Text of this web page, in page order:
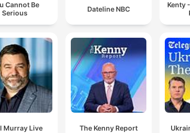
Cannot Be
Serious
Dateline NBC
Kenty
Murray Live The Kenny Report